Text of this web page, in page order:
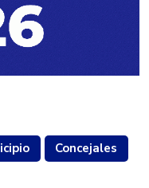
Concejales